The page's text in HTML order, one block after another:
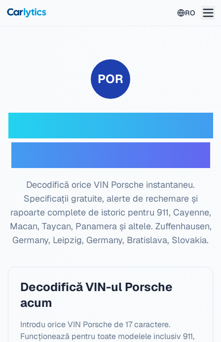
RO
POR
Decodifică orice VIN Porsche instantaneu.
Specificații gratuite, alerte de rechemare și
rapoarte complete de istoric pentru 911, Cayenne,
Macan, Taycan, Panamera și altele. Zuffenhausen,
Germany, Leipzig, Germany, Bratislava, Slovakia.
Decodifică VIN-ul Porsche
acum
Introdu orice VIN Porsche de 17 caractere.
Funcționează pentru toate modelele inclusiv 911,